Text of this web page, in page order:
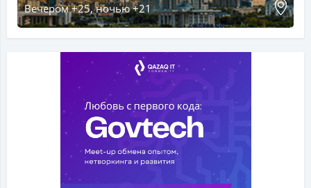
Вечером +25, ночью +21